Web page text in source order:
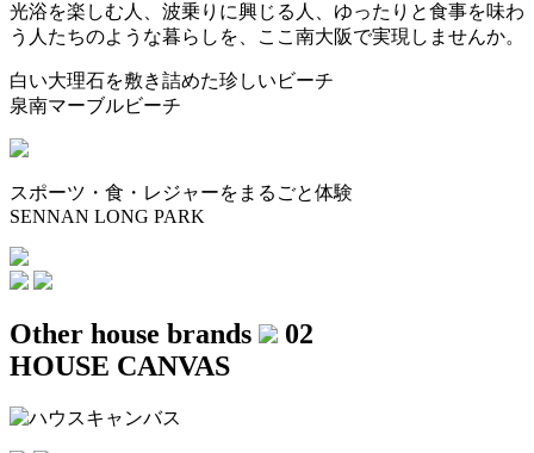
光浴を楽しむ人、波乗りに興じる人、ゆったりと食事を味わ
う人たちのような暮らしを、ここ南大阪で実現しませんか。
白い大理石を敷き詰めた珍しいビーチ
泉南マーブルビーチ
スポーツ・食・レジャーをまるごと体験
SENNAN LONG PARK
Other house brands
02
HOUSE CANVAS